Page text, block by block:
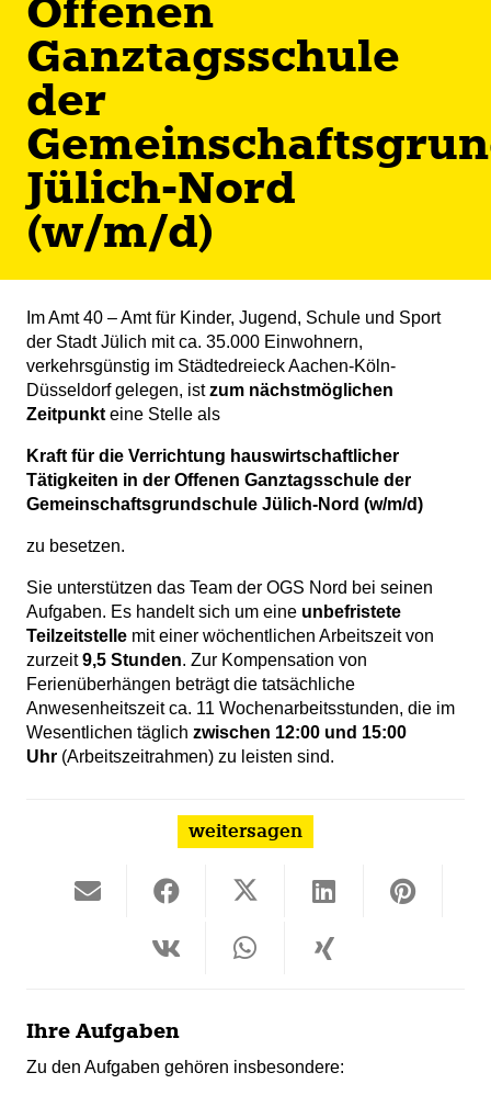
Offenen
Ganztagsschule
der
Jülich-Nord
(w/m/d)
Im Amt 40 – Amt für Kinder, Jugend, Schule und Sport
der Stadt Jülich mit ca. 35.000 Einwohnern,
verkehrsgünstig im Städtedreieck Aachen-Köln-
Düsseldorf gelegen, istzum nächstmöglichen
Zeitpunkt eine Stelle als
Kraft für die Verrichtung hauswirtschaftlicher
Tätigkeiten in der Offenen Ganztagsschule der
Gemeinschaftsgrundschule Jülich-Nord (w/m/d)
zu besetzen.
Sie unterstützen das Team der OGS Nord bei seinen
Aufgaben. Es handelt sich um eine unbefristete
Teilzeitstelle mit einer wöchentlichen Arbeitszeit von
zurzeit9,5 Stunden. Zur Kompensation von
Ferienüberhängen beträgt die tatsächliche
Anwesenheitszeit ca. 11 Wochenarbeitsstunden, die im
Wesentlichen täglich zwischen 12:00 und 15:00
Uhr (Arbeitszeitrahmen) zu leisten sind.
weitersagen
Ihre Aufgaben
Zu den Aufgaben gehören insbesondere: